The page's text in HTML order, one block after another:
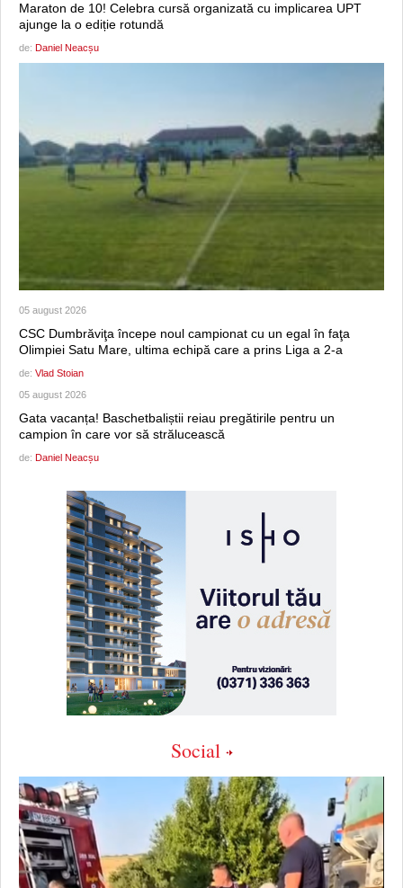
Maraton de 10! Celebra cursă organizată cu implicarea UPT
ajunge la o ediție rotundă
de: Daniel Neacșu
05 august 2026
CSC Dumbrăviţa începe noul campionat cu un egal în faţa
Olimpiei Satu Mare, ultima echipă care a prins Liga a 2-a
de: Vlad Stoian
05 august 2026
Gata vacanța! Baschetbaliștii reiau pregătirile pentru un
campion în care vor să strălucească
de: Daniel Neacșu
Social